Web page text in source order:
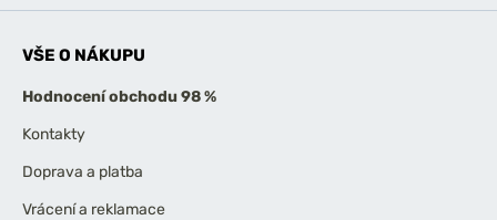
VŠE O NÁKUPU
Hodnocení obchodu 98 %
Kontakty
Doprava a platba
Vrácení a reklamace